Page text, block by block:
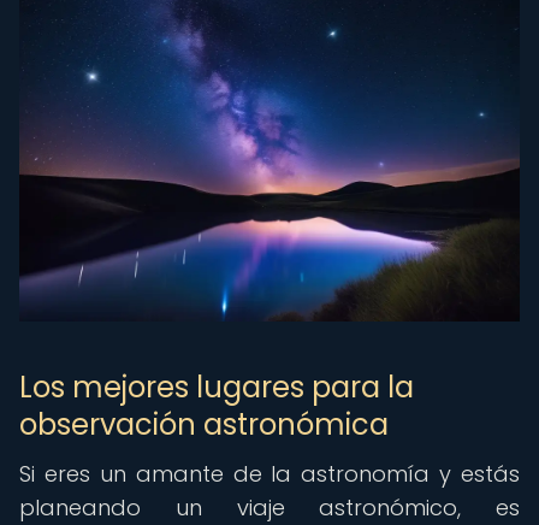
Los mejores lugares para la
observación astronómica
Si eres un amante de la astronomía y estás
planeando un viaje astronómico, es